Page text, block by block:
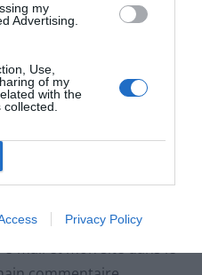
my
Advertising.
Use,
of my
with the
Privacy Policy
mail et mon site dans le